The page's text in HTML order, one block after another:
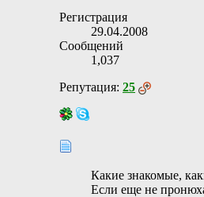
Регистрация
29.04.2008
Сообщений
1,037
Репутация: 25
Какие знакомые,
Если еще не